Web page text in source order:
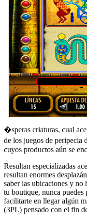
�speras criaturas, cual
de los juegos de peripecia
cuyos productos aún se
Resultan especializadas
resultan enormes
saber las ubicaciones y no
tu boutique, nunca
facilitarte en llegar algún
(3PL) pensado con el fin